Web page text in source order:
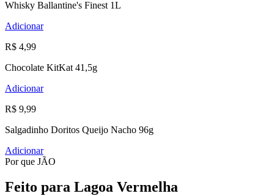
Whisky Ballantine's Finest 1L
Adicionar
R$ 4,99
Chocolate KitKat 41,5g
Adicionar
R$ 9,99
Salgadinho Doritos Queijo Nacho 96g
Adicionar
Por que JÃO
Feito para Lagoa Vermelha